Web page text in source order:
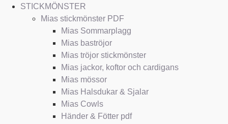
STICKMÖNSTER
Mias stickmönster PDF
Mias Sommarplagg
Mias baströjor
Mias tröjor stickmönster
Mias jackor, koftor och cardigans
Mias mössor
Mias Halsdukar & Sjalar
Mias Cowls
Händer & Fötter pdf